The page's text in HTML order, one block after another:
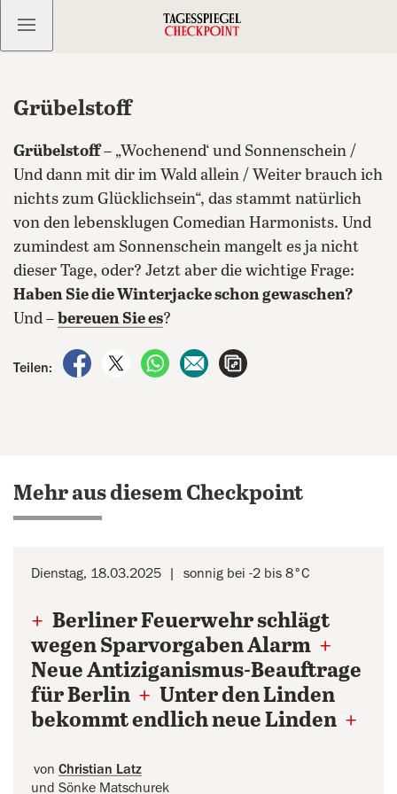
Kostenlos anmelden
Grübelstoff
Grübelstoff– „Wochenend‘ und Sonnenschein /
Und dann mit dir im Wald allein / Weiter brauch ich
nichts zum Glücklichsein“, das stammt natürlich
von den lebensklugen Comedian Harmonists. Und
zumindest am Sonnenschein mangelt es ja nicht
dieser Tage, oder? Jetzt aber die wichtige Frage:
Haben Sie die Winterjacke schon gewaschen?
Und – bereuen Sie es?
Teilen:
auf Facebook teilen
auf X teilenper WhatsApp teilen
per E-Mail teilen
Mehr aus diesem Checkpoint
Dienstag, 18.03.2025 sonnig bei -2 bis 8°C
+ Berliner Feuerwehr schlägt
wegen Sparvorgaben Alarm +
Neue Antiziganismus-Beauftrage
für Berlin + Unter den Linden
bekommt endlich neue Linden +
von Christian Latz
und Sönke Matschurek